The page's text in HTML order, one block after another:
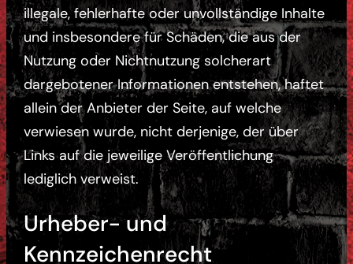
illegale, fehlerhafte oder unvollständige Inhalte
und insbesondere für Schäden, die aus der
Nutzung oder Nichtnutzung solcherart
dargebotener Informationen entstehen, haftet
allein der Anbieter der Seite, auf welche
verwiesen wurde, nicht derjenige, der über
Links auf die jeweilige Veröffentlichung
lediglich verweist.
Urheber- und
Kennzeichenrecht